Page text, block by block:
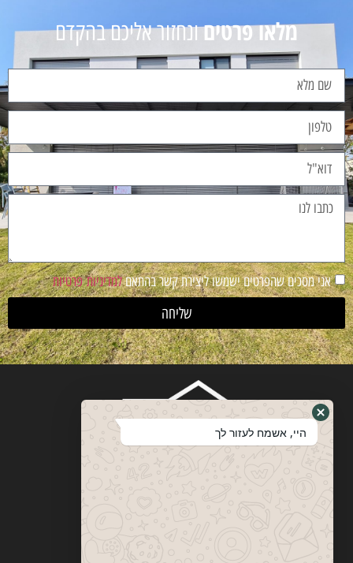
מלאו פרטיםונחזור אליכם בהקדם
אני מסכים שהפרטים ישמשו ליצירת קשר בהתאםלמדיניות פרטיות
שליחה
היי, אשמח לעזור לך